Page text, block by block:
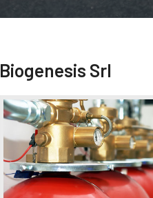
Biogenesis Srl